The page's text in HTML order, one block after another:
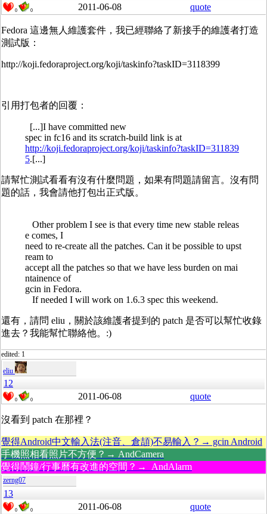
0 0 2011-06-08 quote
Fedora 這邊無人維護套件，我已經聯絡了新接手的維護者打造
測試版：
http://koji.fedoraproject.org/koji/taskinfo?taskID=3118399
引用打包者的回覆：
[...]I have committed new
spec in fc16 and its scratch-build link is at
http://koji.fedoraproject.org/koji/taskinfo?taskID=311839
5.[...]
請幫忙測試看看有沒有什麼問題，如果有問題請留言。沒有問
題的話，我會請他打包出正式版。
Other problem I see is that every time new stable releas
e comes, I
need to re-create all the patches. Can it be possible to upst
ream to
accept all the patches so that we have less burden on mai
ntainence of
gcin in Fedora.
If needed I will work on 1.6.3 spec this weekend.
還有，請問 eliu，關於該維護者提到的 patch 是否可以幫忙收錄
進去？我能幫忙聯絡他。:)
edited: 1
eliu
12
0 0 2011-06-08 quote
沒看到 patch 在那裡？
覺得Android中文輸入法(注音、倉頡)不易輸入？→ gcin Android
手機照相看照片不方便？→ AndCamera
覺得鬧鐘/行事曆有改進的空間？→ AndAlarm
zerng07
13
0 0 2011-06-08 quote